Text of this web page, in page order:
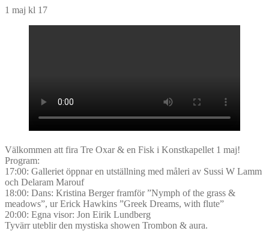
1 maj kl 17
Välkommen att fira Tre Oxar & en Fisk i Konstkapellet 1 maj!
Program:
17:00: Galleriet öppnar en utställning med måleri av Sussi W Lamm
och Delaram Marouf
18:00: Dans: Kristina Berger framför ”Nymph of the grass &
meadows”, ur Erick Hawkins ”Greek Dreams, with flute”
20:00: Egna visor: Jon Eirik Lundberg
Tyvärr uteblir den mystiska showen Trombon & aura.